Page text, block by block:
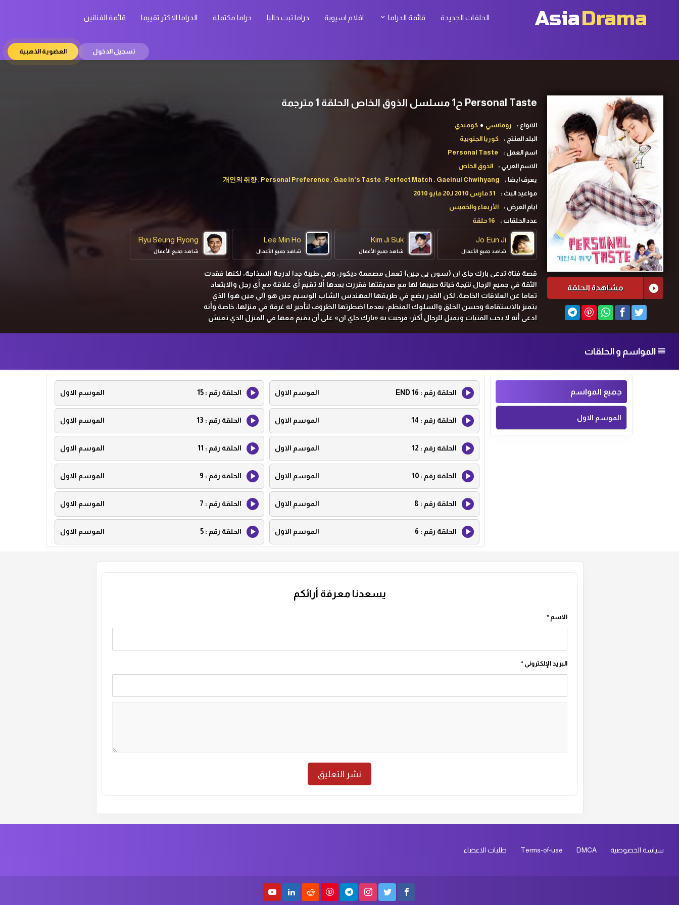
AsiaDrama الحلقات الجديدة قائمة الدراما افلام اسيوية دراما تبث حاليا دراما مكتملة الدراما الاكثر تقييما قائمة الفنانين
تسجيل الدخول العضوية الذهبية
مشاهدة الحلقة
Personal Taste ح1 مسلسل الذوق الخاص الحلقة 1 مترجمة
الانواع : رومانسي
كوميدي
البلد المنتج :
كوريا الجنوبية
اسم العمل :
Personal Taste
الاسم العربي :
الذوق الخاص
يعرف ايضا :
개인의 취향 , Personal Preference , Gae In's Taste , Perfect Match , Gaeinui Chwihyang
مواعيد البث :
31 مارس 2010 لـ20 مايو 2010
ايام العرض :
الأربعاء والخميس
عدد الحلقات :
16 حلقة
Jo Eun Ji
شاهد جميع الأعمال
Kim Ji Suk
شاهد جميع الأعمال
Lee Min Ho
شاهد جميع الأعمال
Ryu Seung Ryong
شاهد جميع الأعمال
Son Ye Jin
شاهد جميع الأعمال
Wang Ji Hye
شاهد جميع الأعمال
قصة فتاة تدعى بارك جاي ان (سون يي جين) تعمل مصممة ديكور، وهي طيبة جدا لدرجة السذاجة، لكنها فقدت
الثقة في جميع الرجال نتيجة خيانة حبيبها لها مع صديقتها فقررت بعدها ألا تقيم أي علاقة مع أي رجل والابتعاد
تماما عن العلاقات الخاصة. لكن القدر يضع في طريقها المهندس الشاب الوسيم جين هو (لي مين هو) الذي
يتميز بالاستقامة وحسن الخلق والسلوك المنظم، بعدما اضطرتها الظروف لتأجير له غرفة في منزلها، خاصة وأنه
ادعى أنه لا يحب الفتيات ويميل للرجال أكثر؛ فرحبت به «بارك جاي ان» على أن يقيم معها في المنزل الذي تعيش
المواسم و الحلقات
جميع المواسم
الموسم الاول
الحلقة رقم : 16 END الموسم الاول الحلقة رقم : 15 الموسم الاول
الحلقة رقم : 14 الموسم الاول الحلقة رقم : 13 الموسم الاول
الحلقة رقم : 12 الموسم الاول الحلقة رقم : 11 الموسم الاول
الحلقة رقم :10 الموسم الاول الحلقة رقم : 9 الموسم الاول
الحلقة رقم : 8 الموسم الاول الحلقة رقم : 7 الموسم الاول
الحلقة رقم : 6 الموسم الاول الحلقة رقم : 5 الموسم الاول
الموسم الاول
يسعدنا معرفة أرائكم
الاسم*
البريد الإلكتروني*
سياسة الخصوصية DMCA
Terms-of-use طلبات الاعضاء